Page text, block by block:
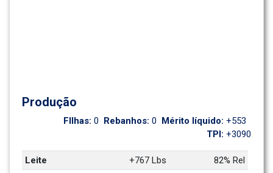
Produção
FIlhas: 0 Rebanhos: 0 Mérito líquido: +553
TPI: +3090
Leite +767 Lbs
82% Rel